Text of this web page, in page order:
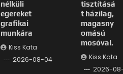
nélküli
egereket
grafikai
munkára
Kiss Kata
2026-08-04
tisztításá
t házilag,
magasny
omású
mosóval.
Kiss Kata
2026-